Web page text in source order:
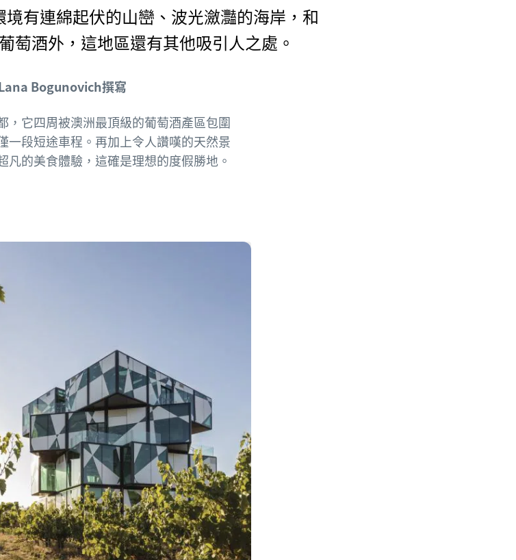
有連綿起伏的山巒、波光瀲灩的海岸，和
萄酒外，這地區還有其他吸引人之處。
Bogunovich撰寫
，它四周被澳洲最頂級的葡萄酒產區包圍
一段短途車程。再加上令人讚嘆的天然景
凡的美食體驗，這確是理想的度假勝地。